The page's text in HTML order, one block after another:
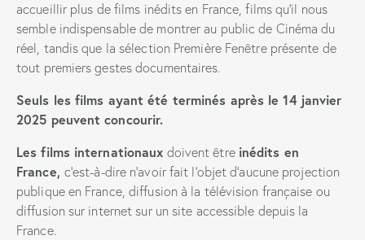
accueillir plus de films inédits en France, films qu’il nous
semble indispensable de montrer au public de Cinéma du
réel, tandis que la sélection Première Fenêtre présente de
tout premiers gestes documentaires.
Seuls les films ayant été terminés après le 14 janvier
2025 peuvent concourir.
Les films internationaux doivent être inédits en
France, c’est-à-dire n’avoir fait l’objet d’aucune projection
publique en France, diffusion à la télévision française ou
diffusion sur internet sur un site accessible depuis la
France.